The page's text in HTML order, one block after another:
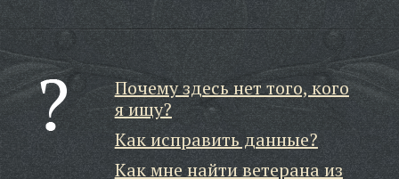
Почему здесь нет того, кого
я ищу?
Как исправить данные?
Как мне найти ветерана из